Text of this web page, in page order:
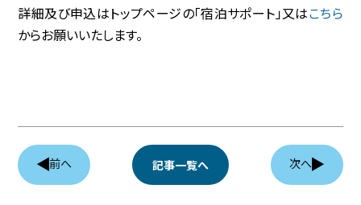
観光情報
サイトポリシー
リンク集
詳細及び申込はトップページの「宿泊サポート」又はこちら
からお願いいたします。
前へ 記事一覧へ 次へ